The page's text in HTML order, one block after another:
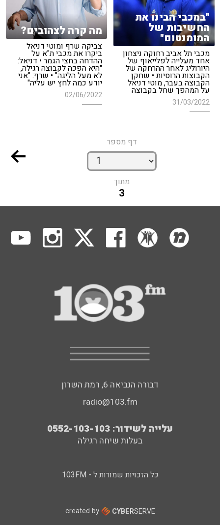
מה קרה לצהובים?
צביקה שרף ומוטי דניאל
ביקרו את מכבי ת"א על
ההדחה בחצי הגמר • דניאל:
"היא הפכה לקבוצה רגילה,
לא מעל הליגה" • שרף: "אני
יודע כמה לחץ יש עליה"
02/06/2022
"במכבי הבינו את
החשיבות של
המומנטום"
מכבי תל אביב רחוקה ניצחון
אחד מעלייה לפלייאוף של
היורוליג לאחר ההרחקה של
הקבוצות הרוסיות • שחקן
הקבוצה בעבר, מוטי דניאל
על המהפך שחל בקבוצה
31/03/2022
דף מספר
מתוך
3
דבורה הנביאה 6, רמת השרון
radio@103.fm
עלייה לשידור: 0552-103-103
בעלות שיחה רגילה
כל הזכויות שמורות ל - 103FM
created by CYBERSERVE